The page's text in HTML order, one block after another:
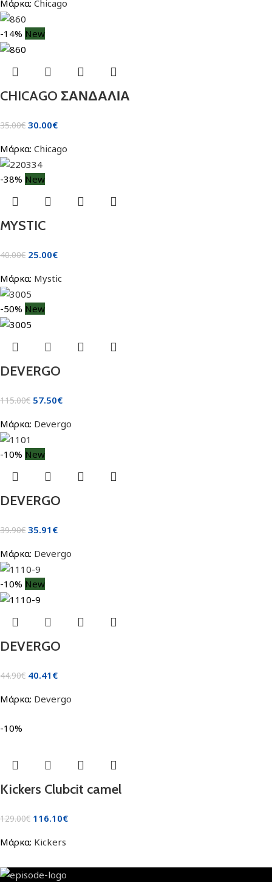
Μάρκα: Chicago
-14% New
CHICAGO ΣΑΝΔΑΛΙΑ
35.00€ 30.00€
Μάρκα: Chicago
-38% New
MYSTIC
40.00€ 25.00€
Μάρκα: Mystic
-50% New
DEVERGO
115.00€ 57.50€
Μάρκα: Devergo
-10% New
DEVERGO
39.90€ 35.91 €
Μάρκα: Devergo
-10% New
DEVERGO
44.90€ 40.41 €
Μάρκα: Devergo
-10%
Kickers Clubcit camel
129.00€ 116.10€
Μάρκα: Kickers